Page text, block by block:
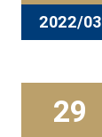
2022/03
29